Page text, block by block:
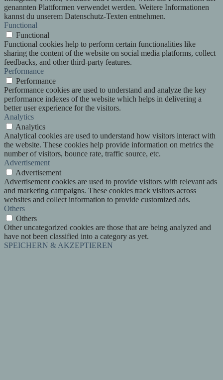
genannten Plattformen verwendet werden. Weitere Informationen
kannst du unserem Datenschutz-Texten entnehmen.
Functional
Functional
Functional cookies help to perform certain functionalities like
sharing the content of the website on social media platforms, collect
feedbacks, and other third-party features.
Performance
Performance
Performance cookies are used to understand and analyze the key
performance indexes of the website which helps in delivering a
better user experience for the visitors.
Analytics
Analytics
Analytical cookies are used to understand how visitors interact with
the website. These cookies help provide information on metrics the
number of visitors, bounce rate, traffic source, etc.
Advertisement
Advertisement
Advertisement cookies are used to provide visitors with relevant ads
and marketing campaigns. These cookies track visitors across
websites and collect information to provide customized ads.
Others
Others
Other uncategorized cookies are those that are being analyzed and
have not been classified into a category as yet.
SPEICHERN & AKZEPTIEREN